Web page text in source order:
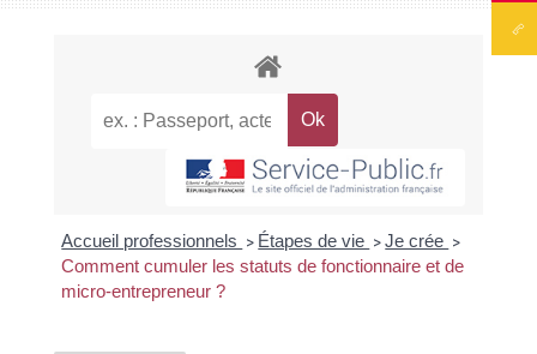
Accueil professionnels > Étapes de vie > Je crée >
Comment cumuler les statuts de fonctionnaire et de
micro-entrepreneur ?